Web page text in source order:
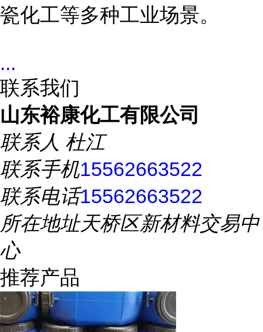
瓷化工等多种工业场景。
...
联系我们
山东裕康化工有限公司
联系人 杜江
联系手机15562663522
联系电话15562663522
所在地址天桥区新材料交易中
心
推荐产品